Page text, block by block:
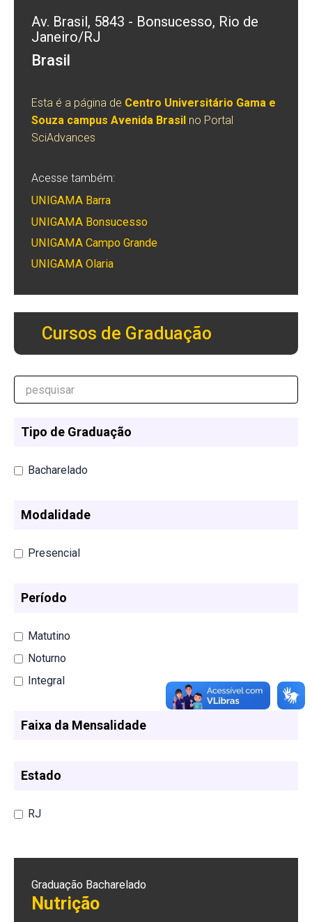
Av. Brasil, 5843 - Bonsucesso, Rio de
Janeiro/RJ
Brasil
Esta é a página de Centro Universitário Gama e
Souza campus Avenida Brasil no Portal
SciAdvances
Acesse também:
UNIGAMA Barra
UNIGAMA Bonsucesso
UNIGAMA Campo Grande
UNIGAMA Olaria
Cursos de Graduação
Tipo de Graduação
Bacharelado
Modalidade
Presencial
Período
Matutino
Noturno
Integral
Faixa da Mensalidade
Estado
RJ
Graduação Bacharelado
Nutrição